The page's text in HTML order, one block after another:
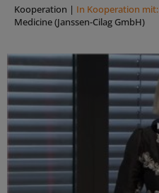
Kooperation | In Kooperation mit:
Medicine (Janssen-Cilag GmbH)